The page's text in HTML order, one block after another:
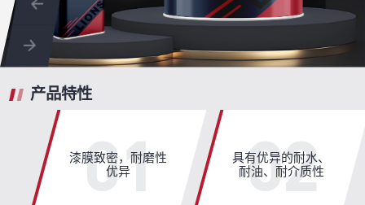
产品特性
01
漆膜致密，耐磨性
优异
02
具有优异的耐水、
耐油、耐介质性